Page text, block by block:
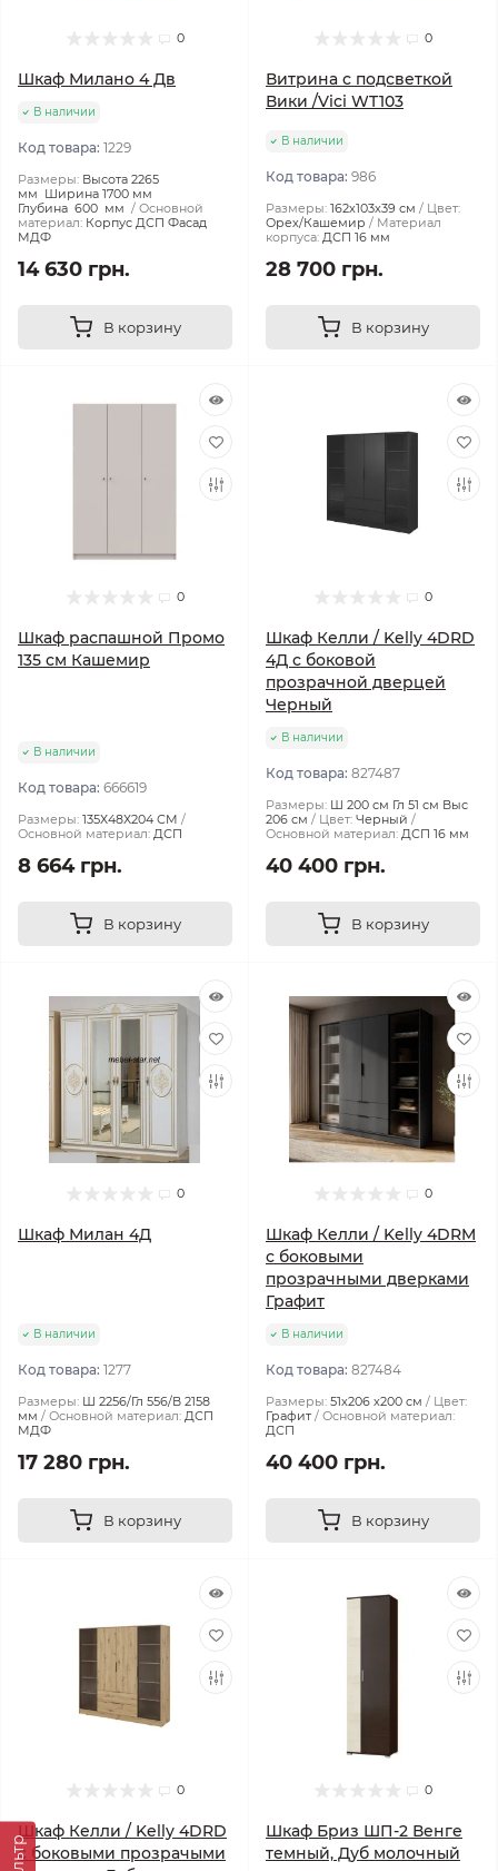
0
Шкаф Милано 4 Дв
В наличии
Код товара: 1229
Размеры: Высота 2265
мм Ширина 1700 мм
Глубина 600 мм
Основной
материал: Корпус ДСП Фасад
МДФ
14 630 грн.
В корзину
0
Витрина с подсветкой
Вики /Vici WT103
В наличии
Код товара: 986
Размеры: 162х103х39 см
Цвет:
Орех/Кашемир
Материал
корпуса: ДСП 16 мм
28 700 грн.
В корзину
0
Шкаф распашной Промо
135 см Кашемир
В наличии
Код товара: 666619
Размеры: 135Х48Х204 СМ
Основной материал: ДСП
8 664 грн.
В корзину
0
Шкаф Келли / Kelly 4DRD
4Д с боковой
прозрачной дверцей
Черный
В наличии
Код товара: 827487
Размеры: Ш 200 см Гл 51 см Выс
206 см
Цвет: Черный
Основной материал: ДСП 16 мм
40 400 грн.
В корзину
0
Шкаф Милан 4Д
В наличии
Код товара: 1277
Размеры: Ш 2256/Гл 556/В 2158
мм
Основной материал: ДСП
МДФ
17 280 грн.
В корзину
0
Шкаф Келли / Kelly 4DRM
с боковыми
прозрачными дверками
Графит
В наличии
Код товара: 827484
Размеры: 51х206 х200 см
Цвет:
Графит
Основной материал:
ДСП
40 400 грн.
В корзину
0
Шкаф Келли / Kelly 4DRD
с боковыми прозрачыми
0
Шкаф Бриз ШП-2 Венге
темный, Дуб молочный